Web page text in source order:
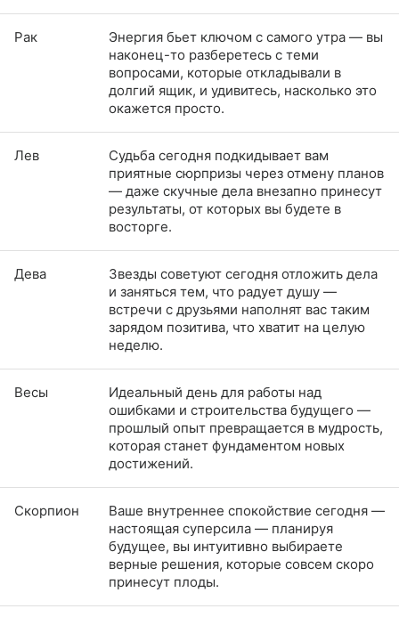
Рак
Энергия бьет ключом с самого утра — вы
наконец-то разберетесь с теми
вопросами, которые откладывали в
долгий ящик, и удивитесь, насколько это
окажется просто.
Лев
Судьба сегодня подкидывает вам
приятные сюрпризы через отмену планов
— даже скучные дела внезапно принесут
результаты, от которых вы будете в
восторге.
Дева
Звезды советуют сегодня отложить дела
и заняться тем, что радует душу —
встречи с друзьями наполнят вас таким
зарядом позитива, что хватит на целую
неделю.
Весы
Идеальный день для работы над
ошибками и строительства будущего —
прошлый опыт превращается в мудрость,
которая станет фундаментом новых
достижений.
Скорпион
Ваше внутреннее спокойствие сегодня —
настоящая суперсила — планируя
будущее, вы интуитивно выбираете
верные решения, которые совсем скоро
принесут плоды.